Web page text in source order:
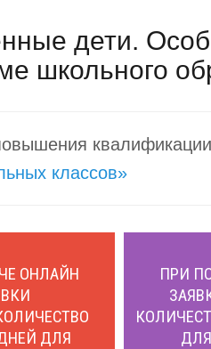
дети.
школьного
квалификации
классов»
ОНЛАЙН
ДЛЯ
ПРИ